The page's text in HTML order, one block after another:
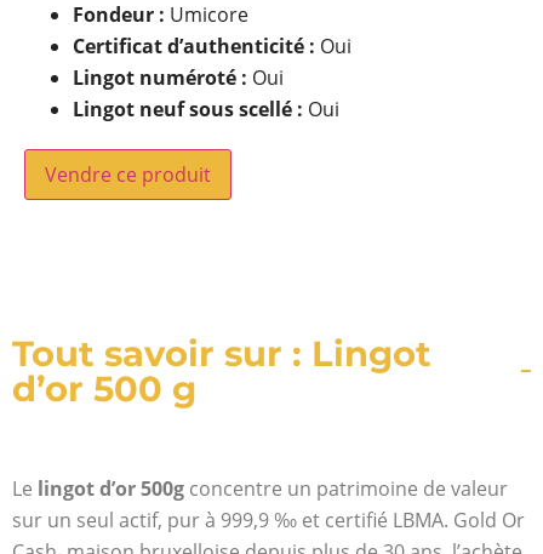
Fondeur : Umicore
Certificat d’authenticité : Oui
Lingot numéroté : Oui
Lingot neuf sous scellé : Oui
Vendre ce produit
Tout savoir sur : Lingot
d’or 500 g
Le lingot d’or 500g concentre un patrimoine de valeur
sur un seul actif, pur à 999,9 ‰ et certifié LBMA. Gold Or